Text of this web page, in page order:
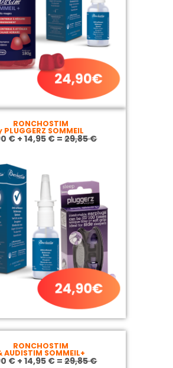
RONCHOSTIM
PLUGGERZ SOMMEIL
€ + 14,95 € =29,85 €
RONCHOSTIM
AUDISTIM SOMMEIL+
€ + 14,95 € =29,85 €